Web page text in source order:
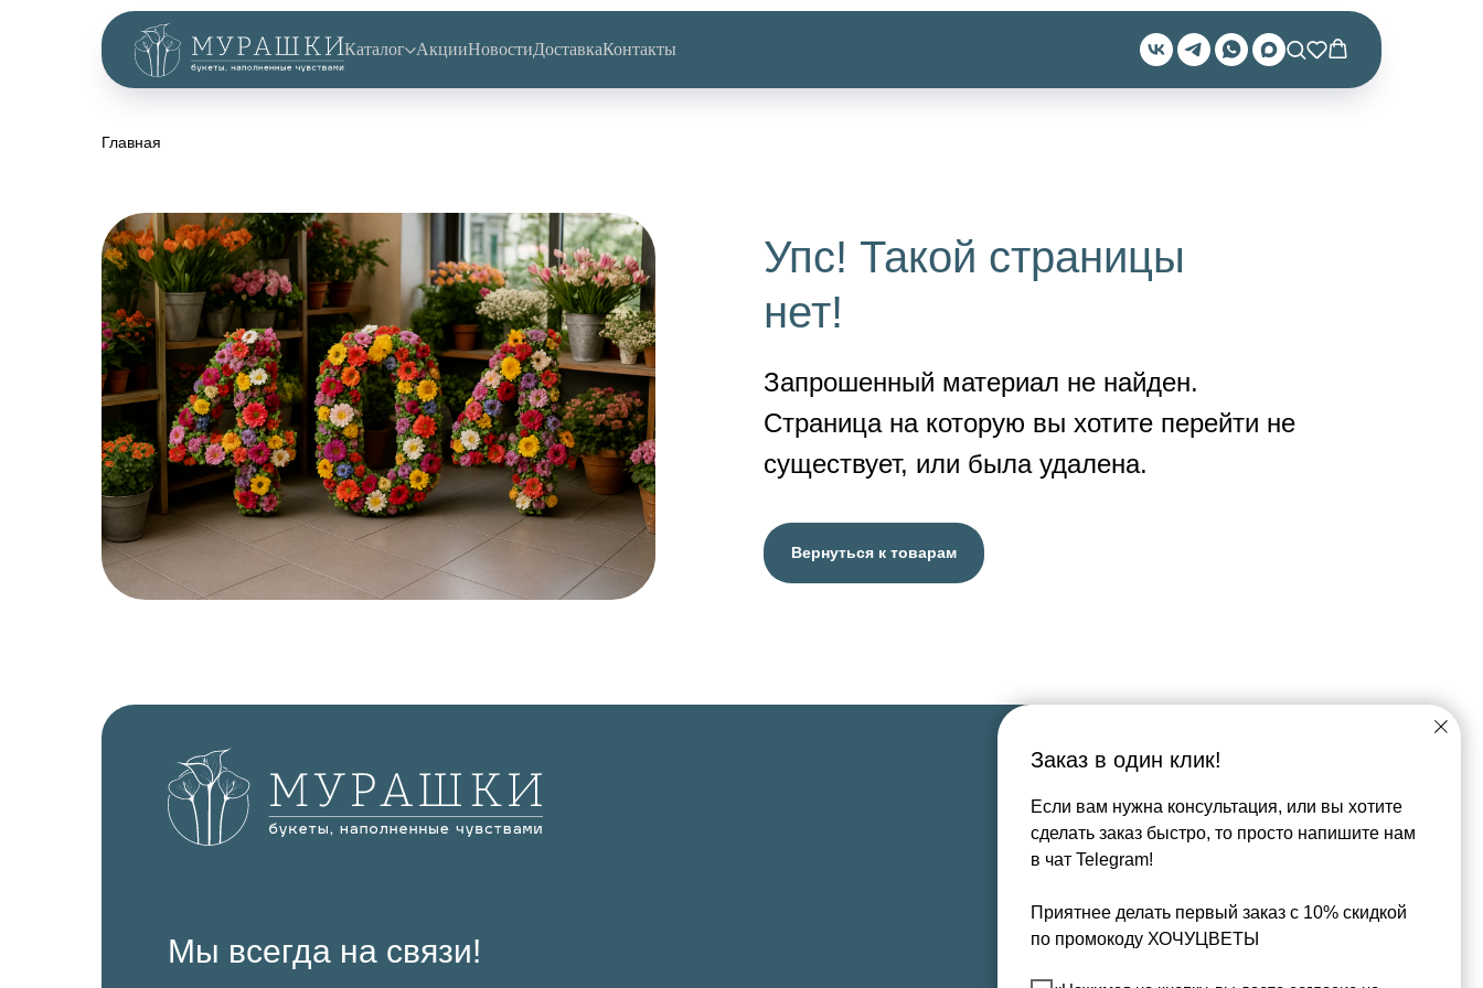
Каталог АкцииНовостиДоставкаКонтакты
Заказ в один клик!
Если вам нужна консультация, или вы хотите
сделать заказ быстро, то просто напишите нам
в чат Telegram!
Приятнее делать первый заказ с 10% скидкой
по промокоду ХОЧУЦВЕТЫ
Главная
Запрошенный материал не найден.
Страница на которую вы хотите перейти не
существует, или была удалена.
Упс! Такой страницы
нет!
Вернуться к товарам
Мы всегда на связи!
Новости
Доставка
Каталог
Главная